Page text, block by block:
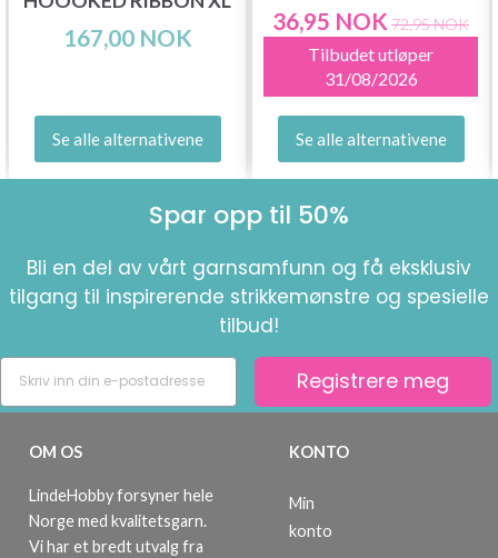
167,00 NOK
Se alle alternativene
36,95 NOK 72,95 NOK
Tilbudet utløper
31/08/2026
Se alle alternativene
Spar opp til 50%
Bli en del av vårt garnsamfunn og få eksklusiv
tilgang til inspirerende strikkemønstre og spesielle
tilbud!
Registrere meg
OM OS
LindeHobby forsyner hele
Norge med kvalitetsgarn.
Vi har et bredt utvalg fra
KONTO
Min
konto